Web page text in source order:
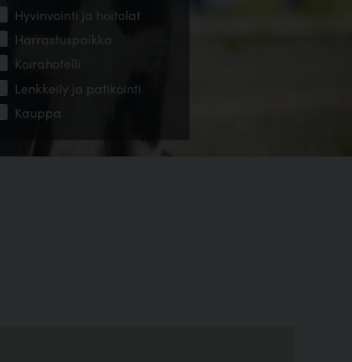
Hyvinvointi ja hoitolat
Harrastuspaikka
Koirahotelli
Lenkkeily ja patikointi
Kauppa